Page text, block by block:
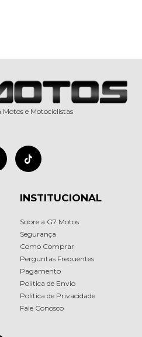
Motos e Motociclistas
INSTITUCIONAL
Sobre a G7 Motos
Segurança
Como Comprar
Perguntas Frequentes
Pagamento
Politica de Envio
Politica de Privacidade
Fale Conosco